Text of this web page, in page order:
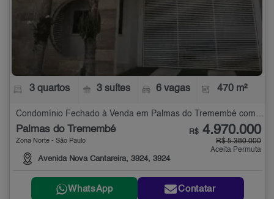
3 quartos 3 suítes 6 vagas 470 m²
Palmas do Tremembé
Zona Norte - São Paulo
Avenida Nova Cantareira, 3924, 3924
R$ 4.970.000
R$ 5.380.000
Aceita Permuta
WhatsApp Contatar